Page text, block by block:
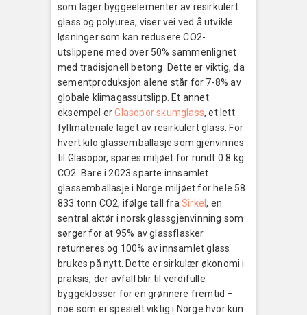
som lager byggeelementer av resirkulert
glass og polyurea, viser vei ved å utvikle
løsninger som kan redusere CO2-
utslippene med over 50% sammenlignet
med tradisjonell betong. Dette er viktig, da
sementproduksjon alene står for 7-8% av
globale klimagassutslipp. Et annet
eksempel erGlasopor skumglass, et lett
fyllmateriale laget av resirkulert glass. For
hvert kilo glassemballasje som gjenvinnes
til Glasopor, spares miljøet for rundt 0.8 kg
CO2. Bare i 2023 sparte innsamlet
glassemballasje i Norge miljøet for hele 58
833 tonn CO2, ifølge tall fra Sirkel, en
sentral aktør i norsk glassgjenvinning som
sørger for at 95% av glassflasker
returneres og 100% av innsamlet glass
brukes på nytt. Dette er sirkulær økonomi i
praksis, der avfall blir til verdifulle
byggeklosser for en grønnere fremtid –
noe som er spesielt viktig i Norge hvor kun